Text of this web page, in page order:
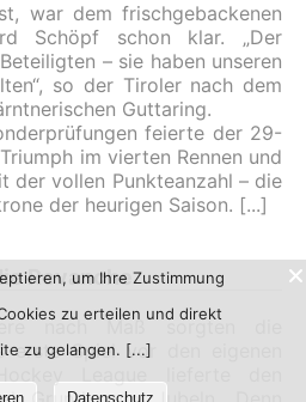
war dem frischgebackenen
Schöpf schon klar. „Der
– sie haben unseren
so der Tiroler nach dem
Guttaring.
feierte der 29-
im vierten Rennen und
der vollen Punkteanzahl – die
der heurigen Saison.
Revanche
nach Maß sorgten die
erste Spiel vor den eigenen
um Ihre Zustimmung
zu erteilen und direkt
zu gelangen.
Datenschutz